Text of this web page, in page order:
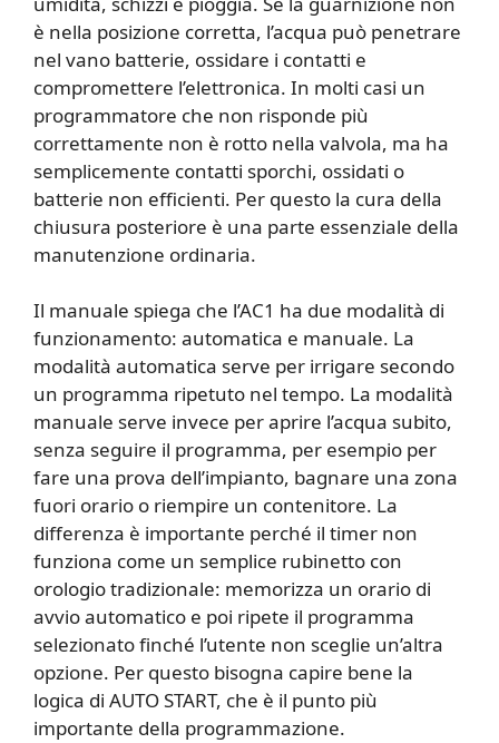
è nella posizione corretta, l’acqua può penetrare
nel vano batterie, ossidare i contatti e
compromettere l’elettronica. In molti casi un
programmatore che non risponde più
correttamente non è rotto nella valvola, ma ha
semplicemente contatti sporchi, ossidati o
batterie non efficienti. Per questo la cura della
chiusura posteriore è una parte essenziale della
manutenzione ordinaria.
Il manuale spiega che l’AC1 ha due modalità di
funzionamento: automatica e manuale. La
modalità automatica serve per irrigare secondo
un programma ripetuto nel tempo. La modalità
manuale serve invece per aprire l’acqua subito,
senza seguire il programma, per esempio per
fare una prova dell’impianto, bagnare una zona
fuori orario o riempire un contenitore. La
differenza è importante perché il timer non
funziona come un semplice rubinetto con
orologio tradizionale: memorizza un orario di
avvio automatico e poi ripete il programma
selezionato finché l’utente non sceglie un’altra
opzione. Per questo bisogna capire bene la
logica di AUTO START, che è il punto più
importante della programmazione.